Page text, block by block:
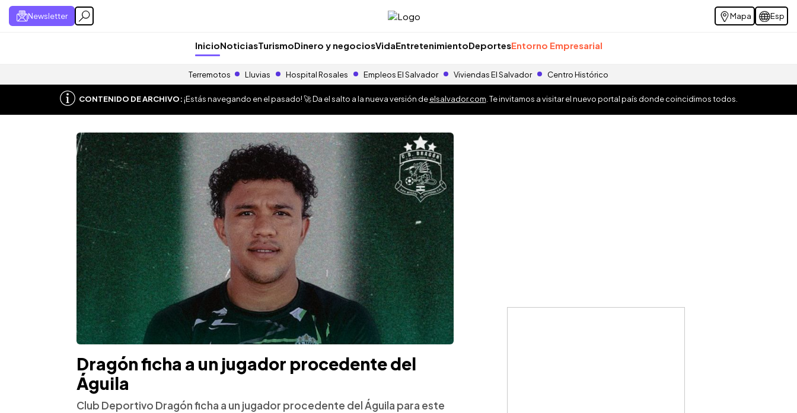
Newsletter Mapa Esp
InicioNoticiasTurismoDinero y negociosVidaEntretenimientoDeportesEntorno Empresarial
Terremotos Lluvias Hospital Rosales Empleos El Salvador Viviendas El Salvador Centro Histórico
CONTENIDO DE ARCHIVO:¡Estás navegando en el pasado! 🚀 Da el salto a la nueva versión deelsalvador.com . Te invitamos a visitar el nuevo portal país donde coincidimos todos.
Dragón ficha a un jugador procedente del
Águila
Club Deportivo Dragón ficha a un jugador procedente del Águila para este